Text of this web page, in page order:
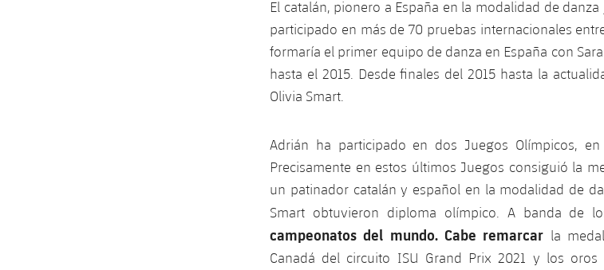
El catalán, pionero a España en la modalidad de
participado en más de 70 pruebas internacionales
formaría el primer equipo de danza en España con
hasta el 2015. Desde finales del 2015 hasta la
Olivia Smart.
Adrián ha participado en dos Juegos Olímpicos, en
Precisamente en estos últimos Juegos consiguió la
un patinador catalán y español en la modalidad de
Smart obtuvieron diploma olímpico. A banda de
campeonatos del mundo.Cabe remarcar la
Canadá del circuito ISU Grand Prix 2021 y los oros